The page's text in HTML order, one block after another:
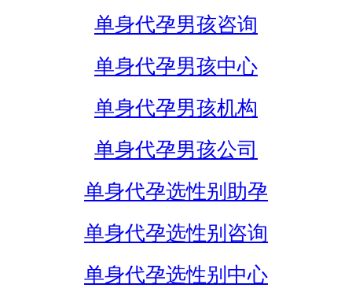
单身代孕男孩咨询
单身代孕男孩中心
单身代孕男孩机构
单身代孕男孩公司
单身代孕选性别助孕
单身代孕选性别咨询
单身代孕选性别中心